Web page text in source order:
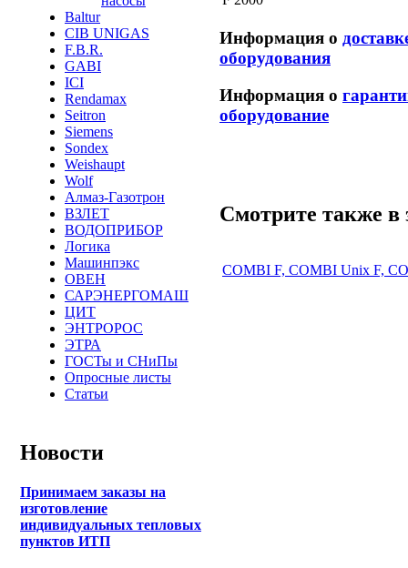
Baltur
CIB UNIGAS
F.B.R.
GABI
ICI
Rendamax
Seitron
Siemens
Sondex
Weishaupt
Wolf
Алмаз-Газотрон
ВЗЛЕТ
ВОДОПРИБОР
Логика
Машинпэкс
ОВЕН
САРЭНЕРГОМАШ
ЦИТ
ЭНТРОРОС
ЭТРА
ГОСТы и СНиПы
Опросные листы
Статьи
Новости
Принимаем заказы на
изготовление
индивидуальных тепловых
пунктов ИТП
Информация о
оборудования
Информация о
оборудование
Смотрите также в
COMBI F, COMBI Unix F,